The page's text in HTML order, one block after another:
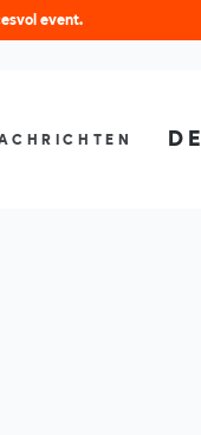
event.
DE